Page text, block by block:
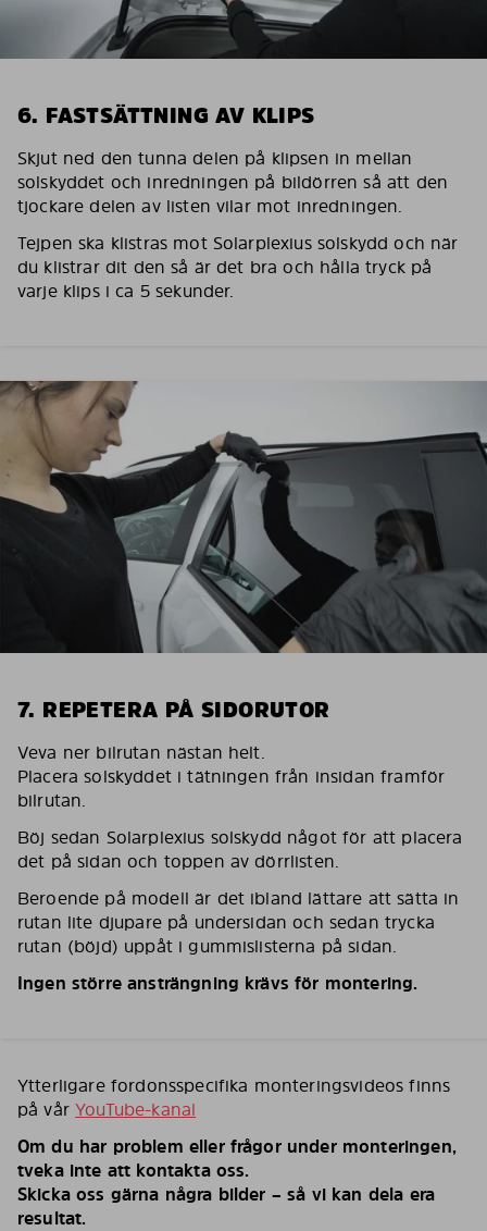
6. FASTSÄTTNING AV KLIPS
Skjut ned den tunna delen på klipsen in mellan
solskyddet och inredningen på bildörren så att den
tjockare delen av listen vilar mot inredningen.
Tejpen ska klistras mot Solarplexius solskydd och när
du klistrar dit den så är det bra och hålla tryck på
varje klips i ca 5 sekunder.
7. REPETERA PÅ SIDORUTOR
Veva ner bilrutan nästan helt.
Placera solskyddet i tätningen från insidan framför
bilrutan.
Böj sedan Solarplexius solskydd något för att placera
det på sidan och toppen av dörrlisten.
Beroende på modell är det ibland lättare att sätta in
rutan lite djupare på undersidan och sedan trycka
rutan (böjd) uppåt i gummislisterna på sidan.
Ingen större ansträngning krävs för montering.
Ytterligare fordonsspecifika monteringsvideos finns
på vårYouTube-kanal
Om du har problem eller frågor under monteringen,
tveka inte att kontakta oss.
Skicka oss gärna några bilder – så vi kan dela era
resultat.